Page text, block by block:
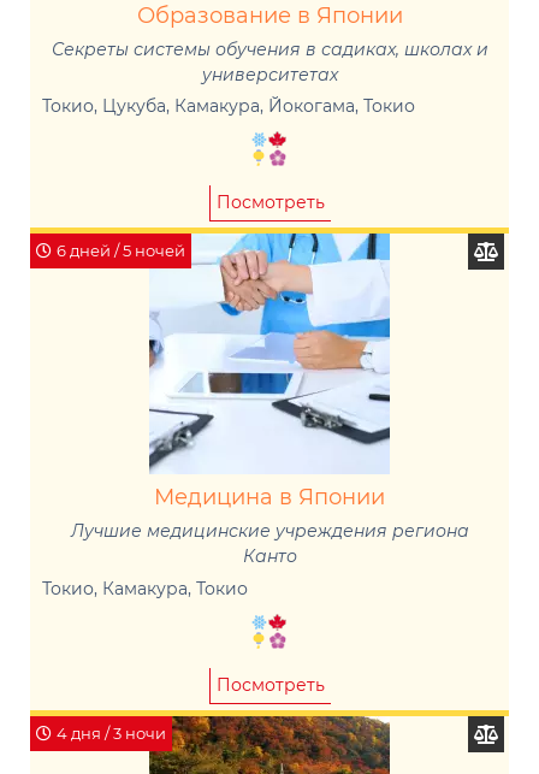
Образование в Японии
Секреты системы обучения в садиках, школах и
университетах
Токио, Цукуба, Камакура, Йокогама, Токио
Посмотреть
6 дней / 5 ночей
Медицина в Японии
Лучшие медицинские учреждения региона
Канто
Токио, Камакура, Токио
Посмотреть
4 дня / 3 ночи